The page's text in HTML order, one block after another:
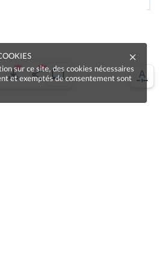
sur ce site, des cookies nécessaires
et exemptés de consentement sont